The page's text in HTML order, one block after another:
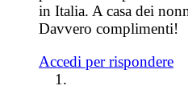
in Italia. A casa dei
Davvero complimenti!
Accedi per rispondere